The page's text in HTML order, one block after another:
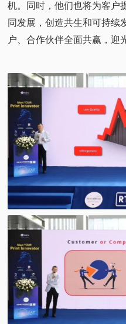
机。同时，他们也将为客户
同发展，创造共生和可持续
户、合作伙伴全面共赢，迎